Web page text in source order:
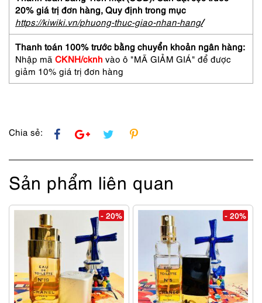
30ml
spray-
Nước
hoa
nữ-
Chưa
sử
20% giá trị đơn hàng, Quy định trong mục
https://kiwiki.vn/phuong-thuc-giao-nhan-hang/
Thanh toán 100% trước bằng chuyển khoản ngân hàng:
Nhập mã CKNH/cknh vào ô "MÃ GIẢM GIÁ" để được
giảm 10% giá trị đơn hàng
Chia sẻ:
Sản phẩm liên quan
- 20% - 20%